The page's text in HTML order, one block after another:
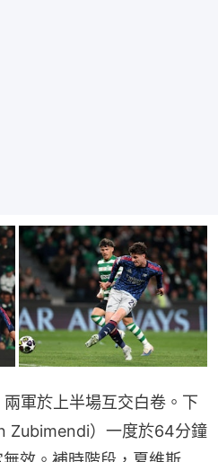
軍於上半場互交白卷。下
Zubimendi）一度於64分鐘